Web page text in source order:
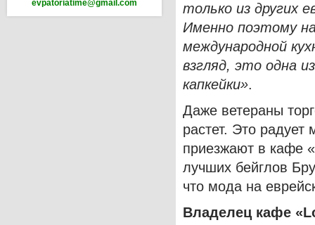
evpatoriatime@gmail.com
только из других
Именно поэтому
международной
взгляд, это одна
капкейки».
Даже ветераны
растет. Это
приезжают в кафе
лучших бейглов
что мода на
Владелец кафе